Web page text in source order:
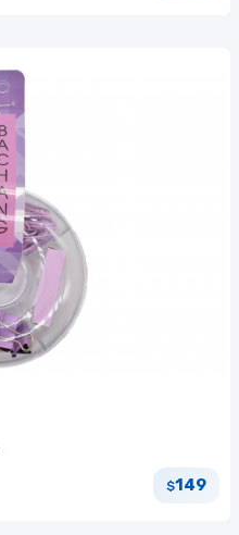
$149